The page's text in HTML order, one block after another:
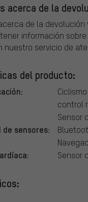
acerca de la
de la
información
nuestro servicio de
del producto:
Ciclismo
control
Sensor
sensores:
Sensor